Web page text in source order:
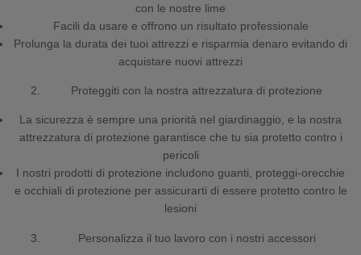
con le nostre lime
Facili da usare e offrono un risultato professionale
Prolunga la durata dei tuoi attrezzi e risparmia denaro evitando di
acquistare nuovi attrezzi
Proteggiti con la nostra attrezzatura di protezione
La sicurezza è sempre una priorità nel giardinaggio, e la nostra
attrezzatura di protezione garantisce che tu sia protetto contro i
pericoli
I nostri prodotti di protezione includono guanti, proteggi-orecchie
e occhiali di protezione per assicurarti di essere protetto contro le
lesioni
Personalizza il tuo lavoro con i nostri accessori